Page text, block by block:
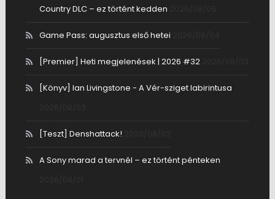
Country DLC – ez történt kedden
Game Pass: augusztus első hetei
[Premier] Heti megjelenések | 2026 #32
[Könyv] Ian Livingstone - A Vér-sziget labirintusa
[Teszt] Denshattack!
A Sony marad a tervnél – ez történt pénteken